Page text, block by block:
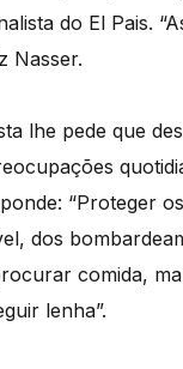
do El Pais.
Nasser.
lhe pede que
“Proteger
dos
comida,
lenha”.